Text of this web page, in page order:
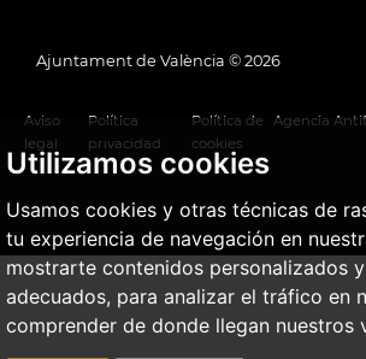
Utilizamos cookies
Usamos cookies y otras técnicas de
tu experiencia de navegación en
mostrarte contenidos personalizados
adecuados, para analizar el tráfico en
comprender de donde llegan nuestros
Ajuntament de València © 2026
Aviso
legal
Política
privacidad
Política de
cookies
Agencia